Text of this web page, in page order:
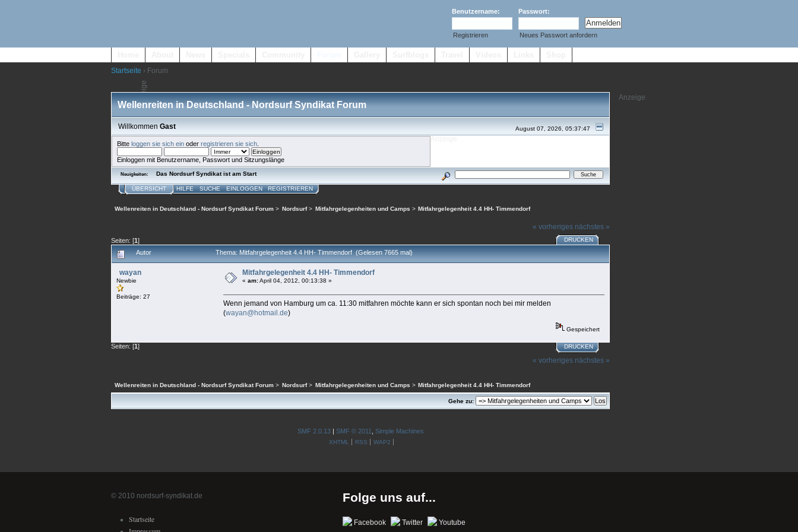
Benutzername: Passwort:
Registrieren Neues Passwort anfordern
Startseite › Forum
Wellenreiten in Deutschland - Nordsurf Syndikat Forum
August 07, 2026, 05:37:47
WillkommenGast
Bitte loggen sie sich einoder registrieren sie sich.
Einloggen mit Benutzername, Passwort und Sitzungslänge
Neuigkeiten: Das Nordsurf Syndikat ist am Start
ÜBERSICHT HILFE SUCHE EINLOGGEN REGISTRIEREN
Wellenreiten in Deutschland - Nordsurf Syndikat Forum > Nordsurf> Mitfahrgelegenheiten und Camps > Mitfahrgelegenheit 4.4 HH- Timmendorf
« vorheriges nächstes »
Seiten: [1] DRUCKEN
Autor Thema: Mitfahrgelegenheit 4.4 HH- Timmendorf (Gelesen 7665 mal)
wayan
Newbie
Beiträge: 27
Mitfahrgelegenheit 4.4 HH- Timmendorf
«am:April 04, 2012, 00:13:38 »
Wenn jemand von Hamburg um ca. 11:30 mitfahren möchte kann er sich spontan noch bei mir melden
(wayan@hotmail.de)
Gespeichert
DRUCKEN
Seiten: [1 ]
« vorheriges nächstes »
Wellenreiten in Deutschland - Nordsurf Syndikat Forum > Nordsurf> Mitfahrgelegenheiten und Camps > Mitfahrgelegenheit 4.4 HH- Timmendorf
Gehe zu:
SMF 2.0.13| SMF © 2011 Simple Machines
XHTML RSS WAP2
© 2010 nordsurf-syndikat.de
Startseite
Folge uns auf...
Facebook Twitter Youtube